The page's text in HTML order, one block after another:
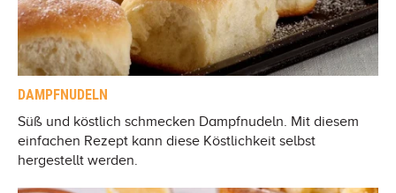
DAMPFNUDELN
Süß und köstlich schmecken Dampfnudeln. Mit diesem
einfachen Rezept kann diese Köstlichkeit selbst
hergestellt werden.